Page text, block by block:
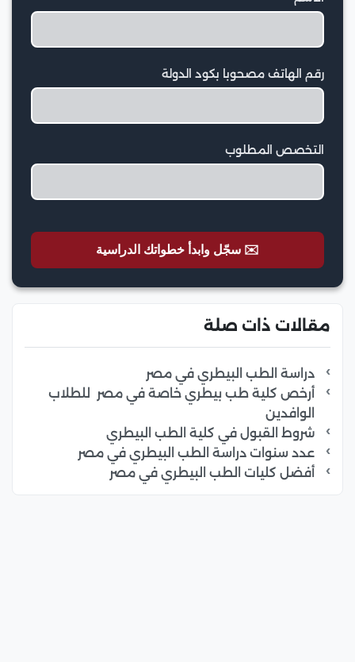
رقم الهاتف مصحوبا بكود الدولة
التخصص المطلوب
✉️ سجّل وابدأ خطواتك الدراسية
مقالات ذات صلة
دراسة الطب البيطري في مصر
أرخص كلية طب بيطري خاصة في مصر للطلاب
الوافدين
شروط القبول في كلية الطب البيطري
عدد سنوات دراسة الطب البيطري في مصر
أفضل كليات الطب البيطري في مصر